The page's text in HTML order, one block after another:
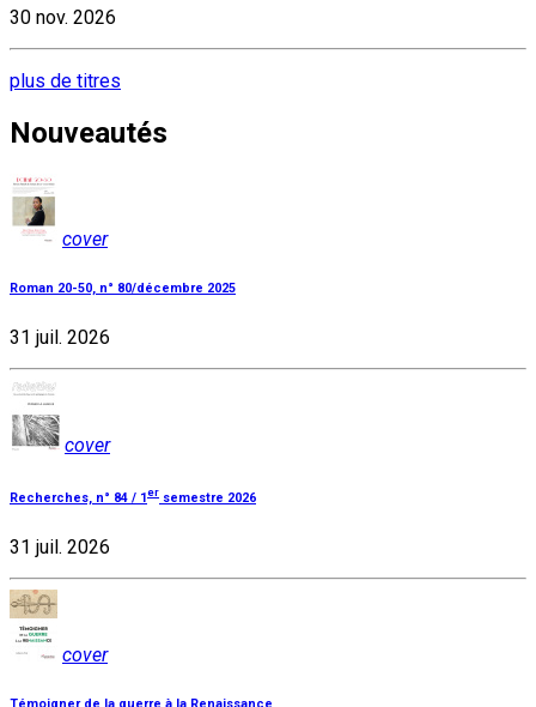
30 nov. 2026
plus de titres
Nouveautés
cover
Roman 20-50, n° 80/décembre 2025
31 juil. 2026
cover
Recherches, n° 84 / 1er semestre 2026
31 juil. 2026
cover
Témoigner de la guerre à la Renaissance